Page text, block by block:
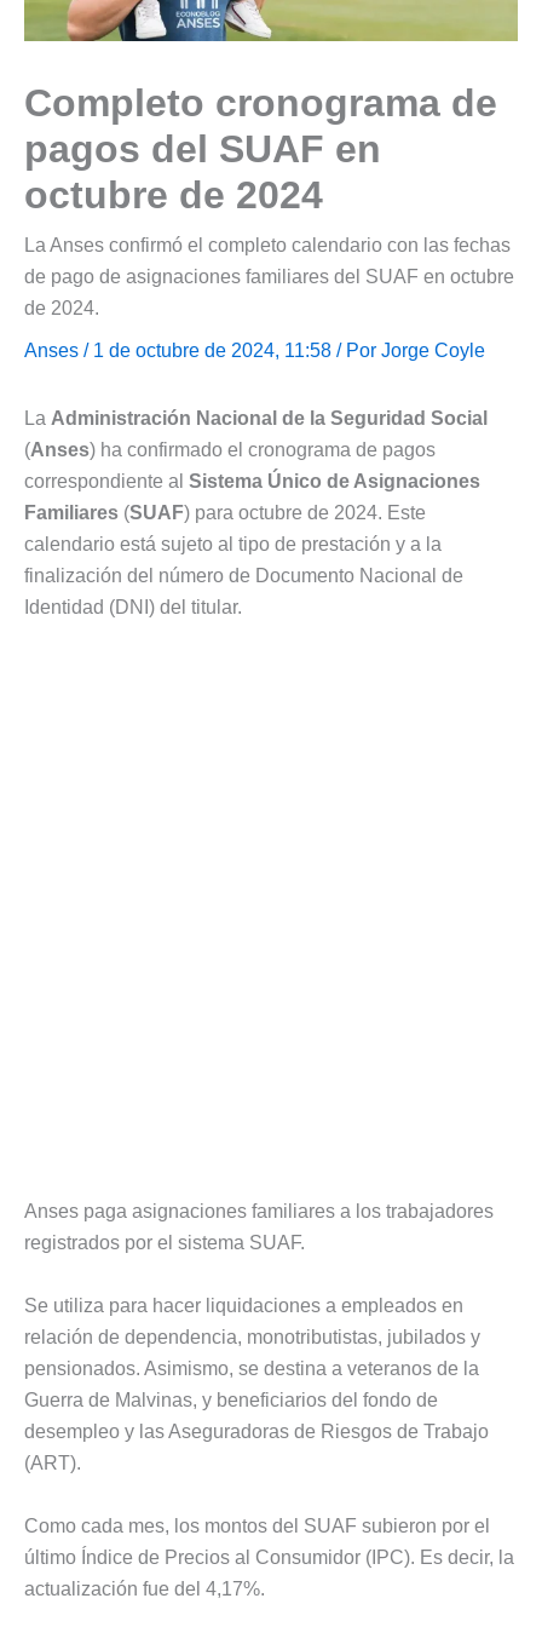
Completo cronograma de
pagos del SUAF en
octubre de 2024
La Anses confirmó el completo calendario con las fechas
de pago de asignaciones familiares del SUAF en octubre
de 2024.
Anses / 1 de octubre de 2024, 11:58 / Por Jorge Coyle
La Administración Nacional de la Seguridad Social
(Anses) ha confirmado el cronograma de pagos
correspondiente al Sistema Único de Asignaciones
Familiares (SUAF) para octubre de 2024. Este
calendario está sujeto al tipo de prestación y a la
finalización del número de Documento Nacional de
Identidad (DNI) del titular.
Anses paga asignaciones familiares a los trabajadores
registrados por el sistema SUAF.
Se utiliza para hacer liquidaciones a empleados en
relación de dependencia, monotributistas, jubilados y
pensionados. Asimismo, se destina a veteranos de la
Guerra de Malvinas, y beneficiarios del fondo de
desempleo y las Aseguradoras de Riesgos de Trabajo
(ART).
Como cada mes, los montos del SUAF subieron por el
último Índice de Precios al Consumidor (IPC). Es decir, la
actualización fue del 4,17%.